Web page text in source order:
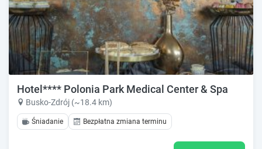
Hotel**** Polonia Park Medical Center & Spa
Busko-Zdrój (~18.4 km)
Śniadanie Bezpłatna zmiana terminu